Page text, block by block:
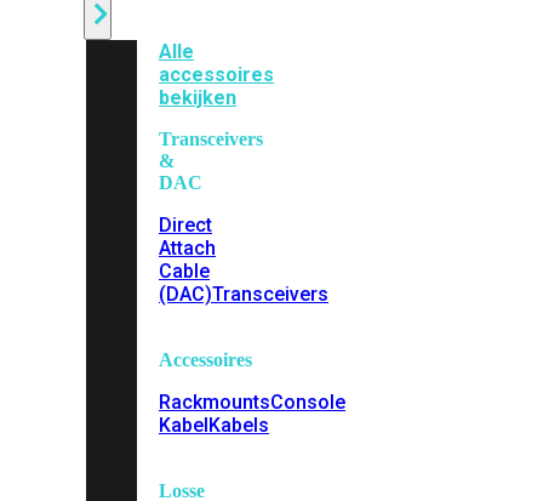
Alle
accessoires
bekijken
Transceivers
&
DAC
Direct
Attach
Cable
(DAC)Transceivers
Accessoires
RackmountsConsole
KabelKabels
Losse